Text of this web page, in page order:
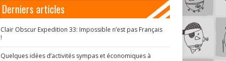
Derniers articles
Clair Obscur Expedition 33: Impossible n’est pas Français
!
Quelques idées d’activités sympas et économiques à